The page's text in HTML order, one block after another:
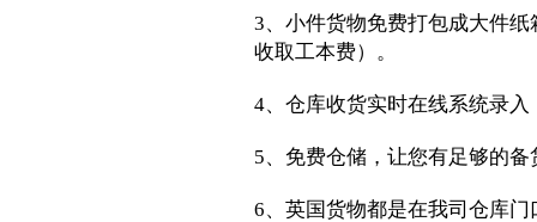
3、小件货物免费打包成大件
收取工本费）。
4、仓库收货实时在线系统录
5、免费仓储，让您有足够的备
6、英国货物都是在我司仓库